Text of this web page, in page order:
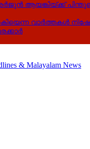
ആയങ്കിയ്ക്ക്
വാർത്തകൾ